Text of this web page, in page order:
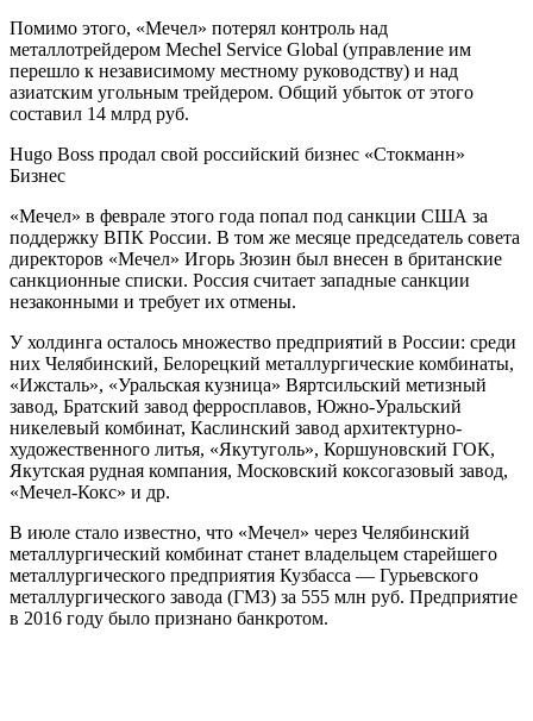
Помимо этого, «Мечел» потерял контроль над
металлотрейдером Mechel Service Global (управление им
перешло к независимому местному руководству) и над
азиатским угольным трейдером. Общий убыток от этого
составил 14 млрд руб.
Hugo Boss продал свой российский бизнес «Стокманн»
Бизнес
«Мечел» в феврале этого года попал под санкции США за
поддержку ВПК России. В том же месяце председатель совета
директоров «Мечел» Игорь Зюзин был внесен в британские
санкционные списки. Россия считает западные санкции
незаконными и требует их отмены.
У холдинга осталось множество предприятий в России: среди
них Челябинский, Белорецкий металлургические комбинаты,
«Ижсталь», «Уральская кузница» Вяртсильский метизный
завод, Братский завод ферросплавов, Южно-Уральский
никелевый комбинат, Каслинский завод архитектурно-
художественного литья, «Якутуголь», Коршуновский ГОК,
Якутская рудная компания, Московский коксогазовый завод,
«Мечел-Кокс» и др.
В июле стало известно, что «Мечел» через Челябинский
металлургический комбинат станет владельцем старейшего
металлургического предприятия Кузбасса — Гурьевского
металлургического завода (ГМЗ) за 555 млн руб. Предприятие
в 2016 году было признано банкротом.